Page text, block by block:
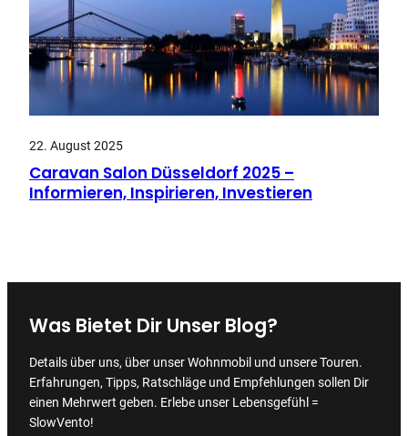
22. August 2025
Caravan Salon Düsseldorf 2025 –
Informieren, Inspirieren, Investieren
Was Bietet Dir Unser Blog?
Details über uns, über unser Wohnmobil und unsere Touren.
Erfahrungen, Tipps, Ratschläge und Empfehlungen sollen Dir
einen Mehrwert geben. Erlebe unser Lebensgefühl =
SlowVento!